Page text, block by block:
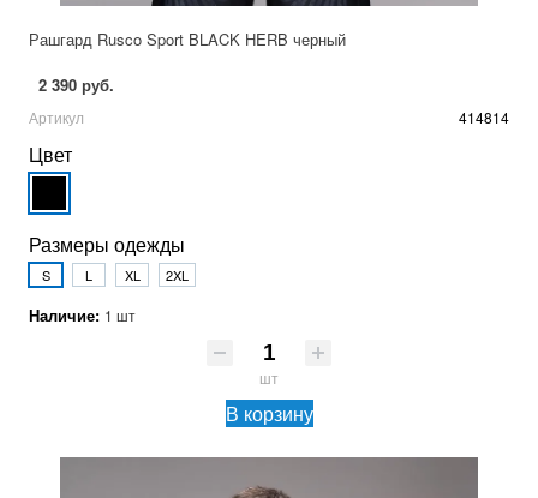
Рашгард Rusco Sport BLACK HERB черный
2 390 руб.
Артикул 414814
Цвет
Размеры одежды
S L XL 2XL
Наличие: 1 шт
шт
В корзину